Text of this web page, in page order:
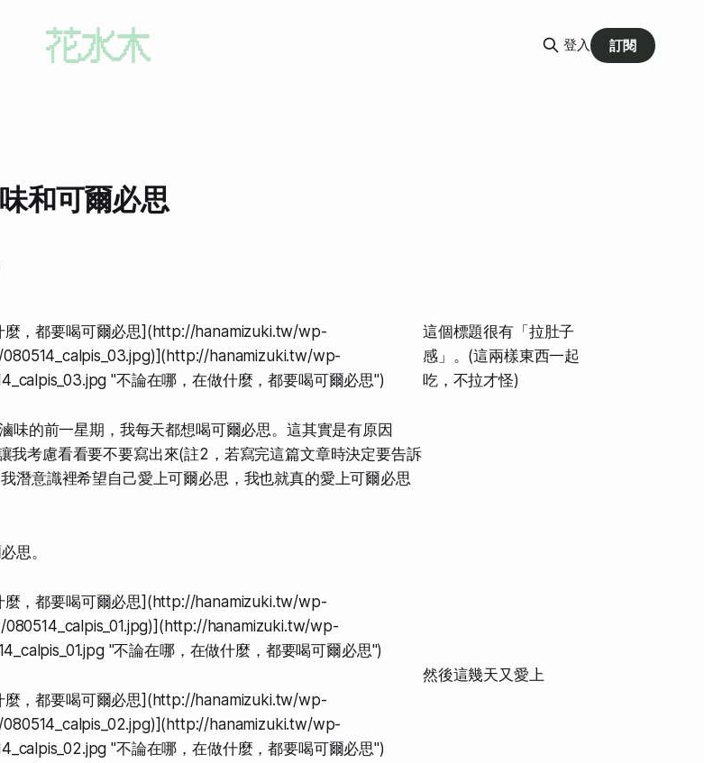
登入 訂閱
和可爾必思
麼，都要喝可爾必思](http://hanamizuki.tw/wp-
hanamizuki.tw/wp-
"不論在哪，在做什麼，都要喝可爾必思")
這個標題很有「拉肚子
感」。(這兩樣東西一起
吃，不拉才怪)
味的前一星期，我每天都想喝可爾必思。這其實是有原因
我考慮看看要不要寫出來(註2，若寫完這篇文章時決定要告訴
潛意識裡希望自己愛上可爾必思，我也就真的愛上可爾必思
思。
麼，都要喝可爾必思](http://hanamizuki.tw/wp-
hanamizuki.tw/wp-
"不論在哪，在做什麼，都要喝可爾必思")
麼，都要喝可爾必思](http://hanamizuki.tw/wp-
hanamizuki.tw/wp-
"不論在哪，在做什麼，都要喝可爾必思")
然後這幾天又愛上